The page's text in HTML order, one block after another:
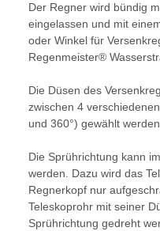
Der Regner wird bündig
eingelassen und mit
oder Winkel für
Regenmeister®
Die Düsen des
zwischen 4
und 360°) gewählt
Die Sprührichtung kann
werden. Dazu wird das
Regnerkopf nur
Teleskoprohr mit seiner
Sprührichtung gedreht